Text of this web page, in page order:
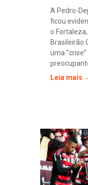
A Pedro-
ficou
o
uma
Leia mais